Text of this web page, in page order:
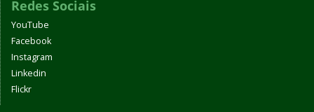
Redes Sociais
YouTube
Facebook
Instagram
Linkedin
Flickr